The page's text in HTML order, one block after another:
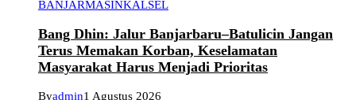
BANJARMASINKALSEL
Bang Dhin: Jalur Banjarbaru–Batulicin Jangan
Terus Memakan Korban, Keselamatan
Masyarakat Harus Menjadi Prioritas
Byadmin1 Agustus 2026